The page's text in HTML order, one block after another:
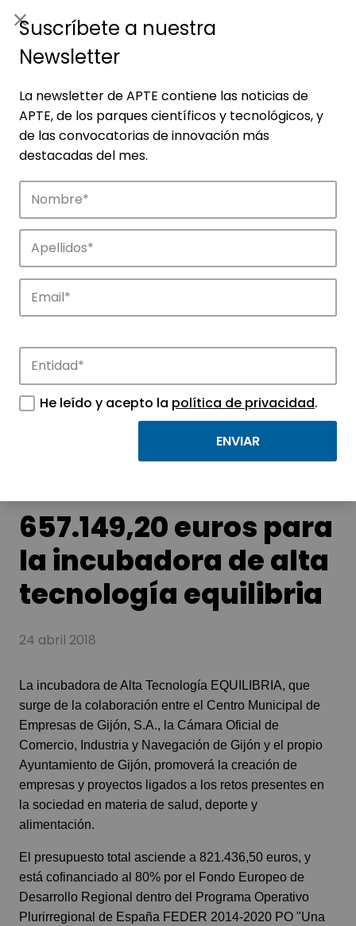
Noticias
Conoce las noticias más destacadas de
APTE y sus parques científicos y
657.149,20 euros para
la incubadora de alta
tecnología equilibria
24 abril 2018
La incubadora de Alta Tecnología EQUILIBRIA, que
surge de la colaboración entre el Centro Municipal de
Empresas de Gijón, S.A., la Cámara Oficial de
Comercio, Industria y Navegación de Gijón y el propio
Ayuntamiento de Gijón, promoverá la creación de
empresas y proyectos ligados a los retos presentes en
la sociedad en materia de salud, deporte y
alimentación.
El presupuesto total asciende a 821.436,50 euros, y
está cofinanciado al 80% por el Fondo Europeo de
Desarrollo Regional dentro del Programa Operativo
Plurirregional de España FEDER 2014-2020 PO "Una
Suscríbete a nuestra
Newsletter
La newsletter de APTE contiene las noticias de
APTE, de los parques científicos y tecnológicos, y
de las convocatorias de innovación más
destacadas del mes.
He leído y acepto la política de privacidad.